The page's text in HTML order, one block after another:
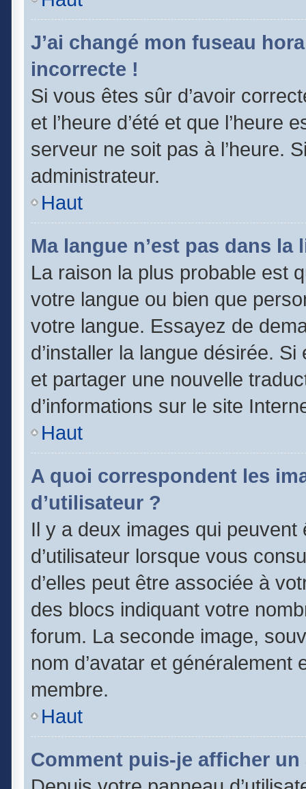
J’ai changé mon fuseau
incorrecte !
Si vous êtes sûr d’avoir
et l’heure d’été et que
serveur ne soit pas à l’heure.
administrateur.
Haut
Ma langue n’est pas dans la
La raison la plus probable est
votre langue ou bien que
votre langue. Essayez de
d’installer la langue désirée.
et partager une nouvelle
d’informations sur le site
Haut
A quoi correspondent les
d’utilisateur ?
Il y a deux images qui
d’utilisateur lorsque vous
d’elles peut être associée à
des blocs indiquant votre
forum. La seconde image,
nom d’avatar et
membre.
Haut
Comment puis-je afficher un